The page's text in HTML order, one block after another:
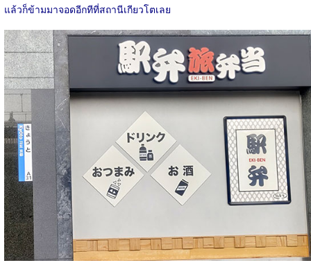
แล้วก็ข้ามมาจอดอีกทีที่สถานีเกียวโตเลย